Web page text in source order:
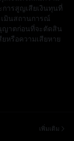
ารสูญเสียเงินทุนที่
มินสถานการณ์
ญาตก่อนที่จะตัดสิน
หรือความเสียหาย
เพิ่มเติม